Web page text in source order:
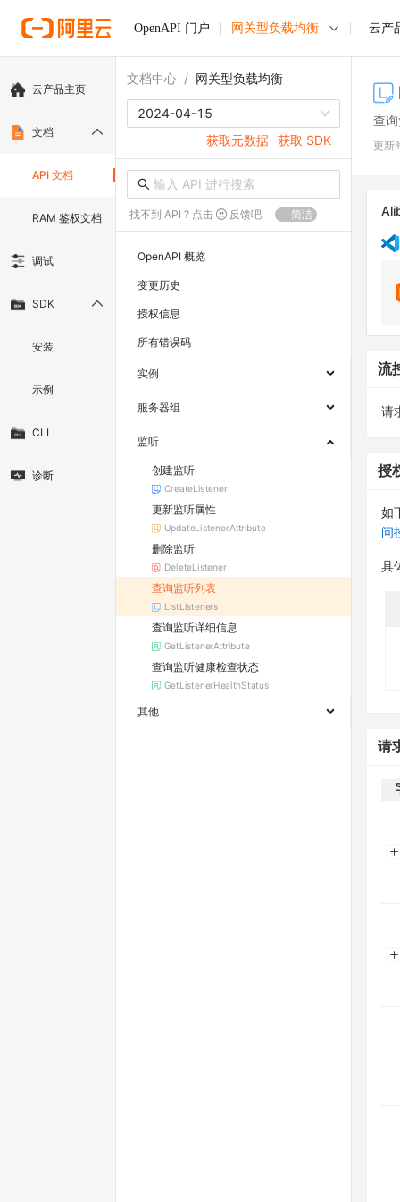
OpenAPI 门户 网关型负载均衡 云产
云产品主页
文档
API 文档
RAM 鉴权文档
调试
SDK
安装
示例
CLI
诊断
文档中心 / 网关型负载均衡
2024-04-15
获取元数据 获取 SDK
找不到 API ? 点击 反馈吧 简洁
OpenAPI 概览
变更历史
授权信息
所有错误码
实例
服务器组
监听
创建监听
CreateListener
更新监听属性
UpdateListenerAttribute
删除监听
DeleteListener
查询监听列表
ListListeners
查询监听详细信息
GetListenerAttribute
查询监听健康检查状态
GetListenerHealthStatus
其他
查
更新
流
请
授
如
问
具
请